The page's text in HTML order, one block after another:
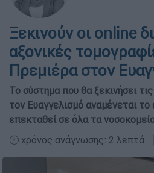
Ξεκινούν οι online
αξονικές
Πρεμιέρα στον
Το σύστημα που θα ξεκινήσει
τον Ευαγγελισμό αναμένεται
επεκταθεί σε όλα τα
🕛 χρόνος ανάγνωσης: 2 λεπτά